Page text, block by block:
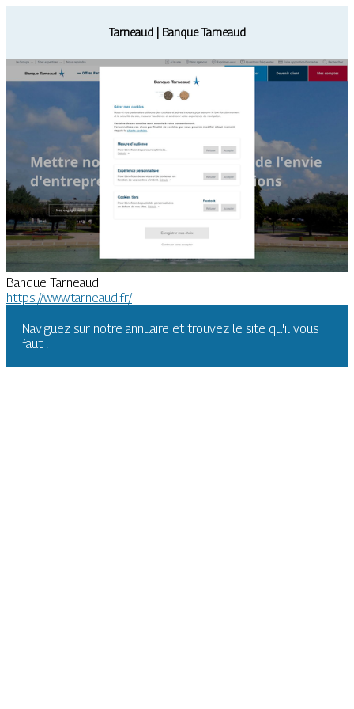
Tarneaud | Banque Tarneaud
Banque Tarneaud
https://www.tarneaud.fr/
Naviguez sur notre annuaire et trouvez le site qu'il vous
faut !